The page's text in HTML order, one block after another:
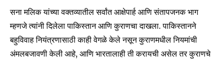
सना मलिक यांच्या वक्तव्यातील सर्वांत आक्षेपार्ह आणि संतापजनक भाग
म्हणजे त्यांनी दिलेला पाकिस्तान आणि कुराणचा दाखला. पाकिस्तानने
बहुविवाह नियंत्रणासाठी काही वेगळे केले नसून कुराणमधील नियमांची
अंमलबजावणी केली आहे, आणि भारतालाही ती करायची असेल तर कुराणचे